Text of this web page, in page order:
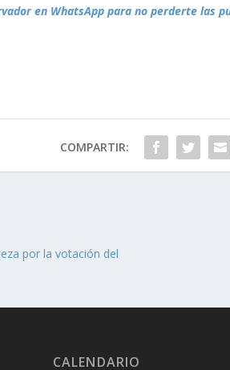
en WhatsApp para no perderte las
COMPARTIR:
por la votación del
CALENDARIO